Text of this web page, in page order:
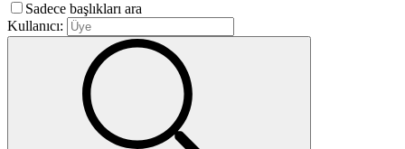
Sadece başlıkları ara
Kullanıcı: